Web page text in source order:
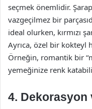
seçmek önemlidir.
vazgeçilmez bir
ideal olurken, kırmızı
Ayrıca, özel bir kokteyl
Örneğin, romantik bir
yemeğinize renk
4. Dekorasyon